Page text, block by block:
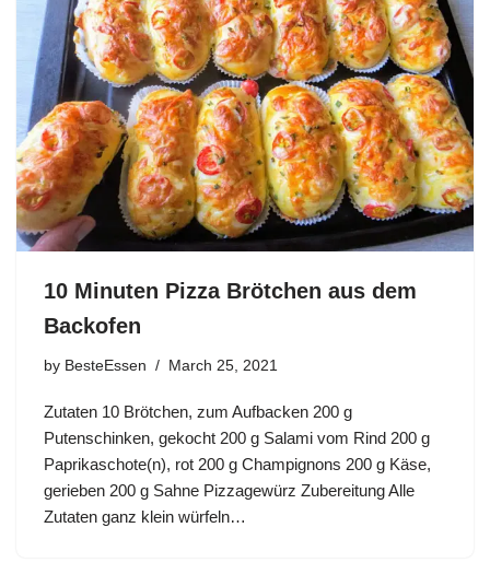
10 Minuten Pizza Brötchen aus dem
Backofen
by BesteEssen March 25, 2021
Zutaten 10 Brötchen, zum Aufbacken 200 g
Putenschinken, gekocht 200 g Salami vom Rind 200 g
Paprikaschote(n), rot 200 g Champignons 200 g Käse,
gerieben 200 g Sahne Pizzagewürz Zubereitung Alle
Zutaten ganz klein würfeln…